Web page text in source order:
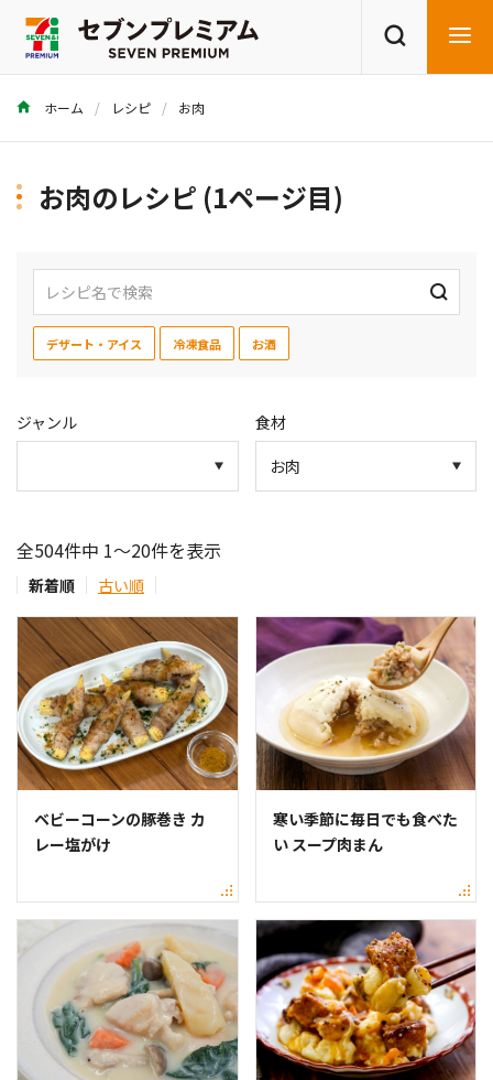
商品を探す レシピを探す
ホーム レシピ お肉
お肉のレシピ (1ページ目)
デザート・アイス 冷凍食品 お酒
ジャンル 食材
全504件中 1～20件を表示
新着順 古い順
ベビーコーンの豚巻き カ
レー塩がけ
寒い季節に毎日でも食べた
い スープ肉まん